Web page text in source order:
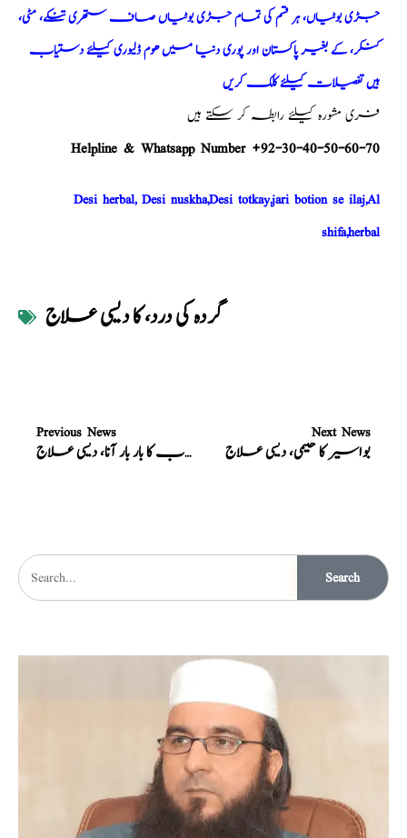
جڑی بوٹیاں، ہر قسم کی تمام جڑی بوٹیاں صاف ستھری تنکے، مٹی،
کنکر، کے بغیر پاکستان اور پوری دنیا میں ھوم ڈلیوری کیلئے دستیاب
ہیں تفصیلات کیلئے کلک کریں
فری مشورہ کیلئے رابطہ کر سکتے ہیں
Helpline & Whatsapp Number +92-30-40-50-60-70
Desi herbal, Desi nuskha,Desi totkay,jari botion se ilaj,Al
shifa,herbal
گردہ کی درد، کا دیسی علاج
Previous News
پیشاب کا بار بار آنا، دیسی علاج
Next News
بواسیر کا حکیمی، دیسی علاج
Search